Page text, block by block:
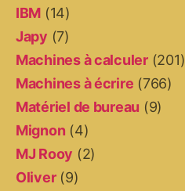
IBM (14)
Japy (7)
Machines à calculer(201)
Machines à écrire (766)
Matériel de bureau (9)
Mignon (4)
MJ Rooy (2)
Oliver(9)